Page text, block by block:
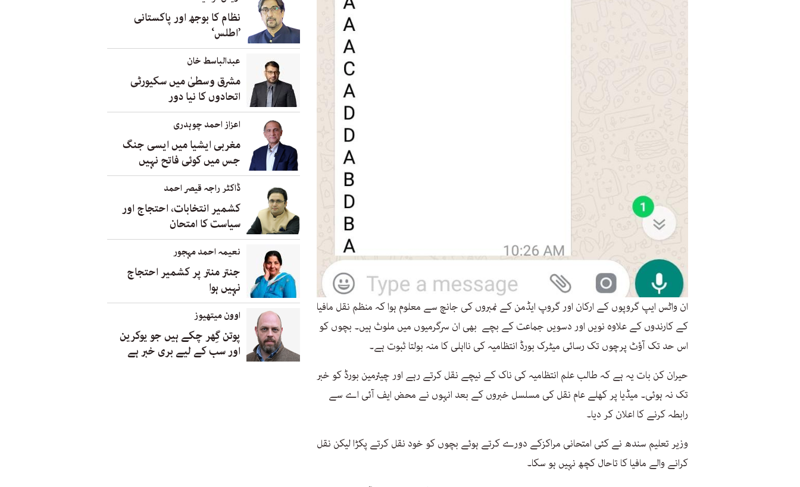
ان واٹس ایپ گروپوں کے ارکان اور گروپ ایڈمن کے نمبروں کی جانچ سے معلوم ہوا کہ منظم نقل مافیا
کے کارندوں کے علاوہ نویں اور دسویں جماعت کے بچے بھی ان سرگرمیوں میں ملوث ہیں۔ بچوں کو
اس حد تک آؤٹ پرچوں تک رسائی میٹرک بورڈ انتظامیہ کی نااہلی کا منہ بولتا ثبوت ہے۔
حیران کن بات یہ ہے کہ طالب علم انتظامیہ کی ناک کے نیچے نقل کرتے رہے اور چیئرمین بورڈ کو خبر
تک نہ ہوئی۔ میڈیا پر کھلے عام نقل کی مسلسل خبروں کے بعد انہوں نے محض ایف آئی اے سے
رابطہ کرنے کا اعلان کر دیا۔
وزیر تعلیم سندھ نے کئی امتحانی مراکزکے دورے کرتے ہوئے بچوں کو خود نقل کرتے پکڑا لیکن نقل
کرانے والے مافیا کا تاحال کچھ نہیں ہو سکا۔
نظام کا بوجھ اور پاکستانی
’اطلس‘
عبدالباسط خان
مشرق وسطیٰ میں سکیورٹی
اتحادوں کا نیا دور
اعزاز احمد چوہدری
مغربی ایشیا میں ایسی جنگ
جس میں کوئی فاتح نہیں
ڈاکٹر راجہ قیصر احمد
کشمیر انتخابات، احتجاج اور
سیاست کا امتحان
نعیمہ احمد مہجور
جنتر منتر پر کشمیر احتجاج
نہیں ہوا
اوون میتھیوز
پوتن گِھر چکے ہیں جو یوکرین
اور سب کے لیے بری خبر ہے